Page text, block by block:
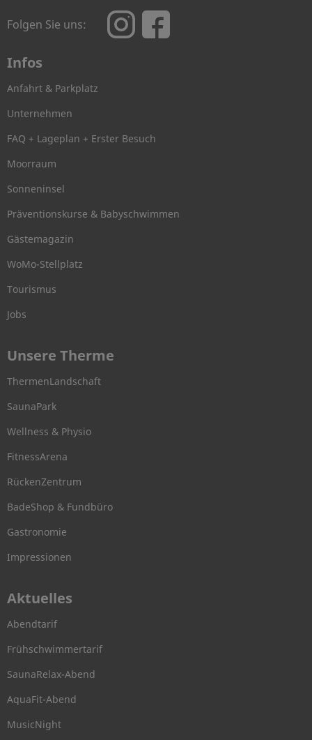
Folgen Sie uns:
Infos
Anfahrt & Parkplatz
Unternehmen
FAQ + Lageplan + Erster Besuch
Moorraum
Sonneninsel
Präventionskurse & Babyschwimmen
Gästemagazin
WoMo-Stellplatz
Tourismus
Jobs
Unsere Therme
ThermenLandschaft
SaunaPark
Wellness & Physio
FitnessArena
RückenZentrum
BadeShop & Fundbüro
Gastronomie
Impressionen
Aktuelles
Abendtarif
Frühschwimmertarif
SaunaRelax-Abend
AquaFit-Abend
MusicNight